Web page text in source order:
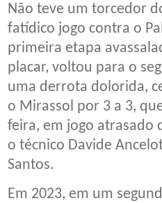
Não teve um torcedor
fatídico jogo contra o
primeira etapa
placar, voltou para o
uma derrota dolorida,
o Mirassol por 3 a 3,
feira, em jogo atrasado
o técnico Davide
Santos.
Em 2023, em um